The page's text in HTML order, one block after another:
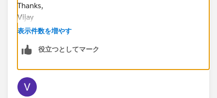
Thanks,
Vijay
表示件数を増やす
役立つとしてマーク